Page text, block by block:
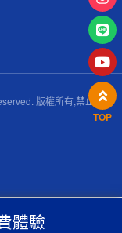
版權所有,禁止擅自
TOP
體驗